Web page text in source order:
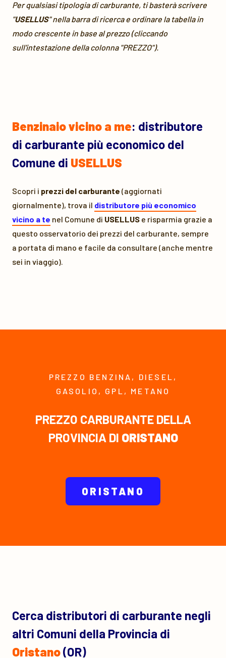
Per qualsiasi tipologia di carburante, ti basterà scrivere
"USELLUS" nella barra di ricerca e ordinare la tabella in
modo crescente in base al prezzo (cliccando
sull'intestazione della colonna "PREZZO").
Benzinaio vicino a me: distributore
di carburante più economico del
Comune di USELLUS
Scopri i prezzi del carburante (aggiornati
giornalmente), trova il distributore più economico
vicino a te nel Comune di USELLUS e risparmia grazie a
questo osservatorio dei prezzi del carburante, sempre
a portata di mano e facile da consultare (anche mentre
sei in viaggio).
PREZZO BENZINA, DIESEL,
GASOLIO, GPL, METANO
PREZZO CARBURANTE DELLA
PROVINCIA DI ORISTANO
ORISTANO
Cerca distributori di carburante negli
altri Comuni della Provincia di
Oristano(OR)